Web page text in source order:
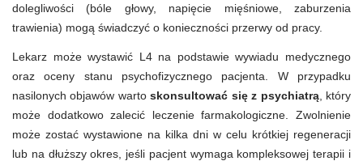
dolegliwości (bóle głowy, napięcie mięśniowe, zaburzenia
trawienia) mogą świadczyć o konieczności przerwy od pracy.
Lekarz może wystawić L4 na podstawie wywiadu medycznego
oraz oceny stanu psychofizycznego pacjenta. W przypadku
nasilonych objawów wartoskonsultować się z psychiatrą, który
może dodatkowo zalecić leczenie farmakologiczne. Zwolnienie
może zostać wystawione na kilka dni w celu krótkiej regeneracji
lub na dłuższy okres, jeśli pacjent wymaga kompleksowej terapii i